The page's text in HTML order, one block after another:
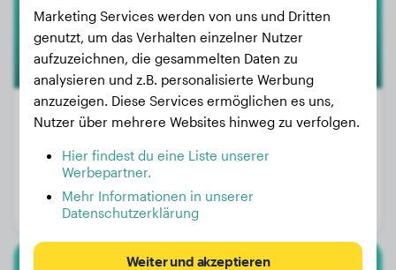
Gewicht:
Geschlecht:
Marketing Services werden von uns und Dritten
genutzt, um das Verhalten einzelner Nutzer
aufzuzeichnen, die gesammelten Daten zu
analysieren und z.B. personalisierte Werbung
anzuzeigen. Diese Services ermöglichen es uns,
Nutzer über mehrere Websites hinweg zu verfolgen.
Hier findest du eine Liste unserer
Werbepartner.
Mehr Informationen in unserer
Datenschutzerklärung
Weiter und akzeptieren